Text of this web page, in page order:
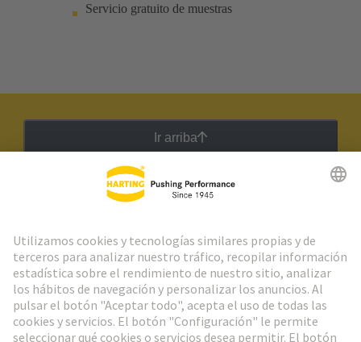
Servicio gratuito de muestras
Ir arriba
Ir al registro